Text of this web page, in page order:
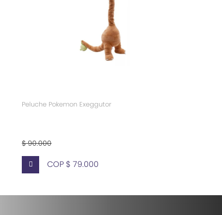
Peluche Pokemon Exeggutor
$ 90.000
COP $ 79.000